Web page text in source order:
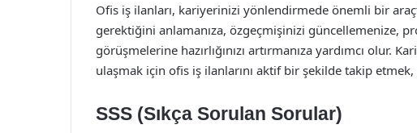
Ofis iş ilanları, kariyerinizi yönlendirmede önemli bir
gerektiğini anlamanıza, özgeçmişinizi güncellemenize,
görüşmelerine hazırlığınızı artırmanıza yardımcı olur.
ulaşmak için ofis iş ilanlarını aktif bir şekilde takip
SSS (Sıkça Sorulan Sorular)